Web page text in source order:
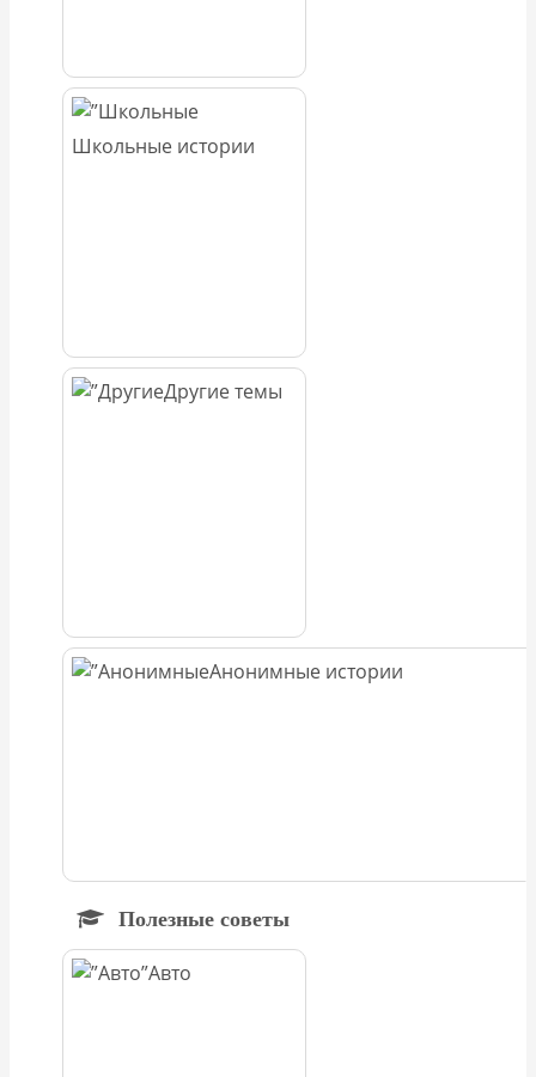
Школьные истории
Другие темы
Анонимные истории
Полезные советы
Авто